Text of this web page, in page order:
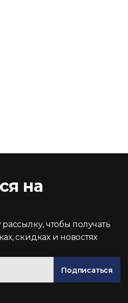
на
чтобы получать
скидках и новостях
Подписаться